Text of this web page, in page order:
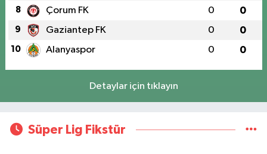
8 Çorum FK 0 0
9 Gaziantep FK 0 0
10 Alanyaspor 0 0
Detaylar için tıklayın
Süper Lig Fikstür